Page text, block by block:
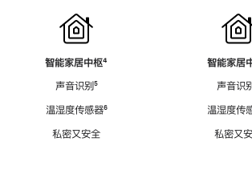
智能家居中枢脚
⁴
声音识别脚
⁵
温湿度传感器脚
⁶
私密又安全
智能家居
声音识
温湿度传
私密又